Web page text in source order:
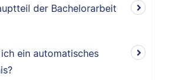
der Bachelorarbeit
ein automatisches